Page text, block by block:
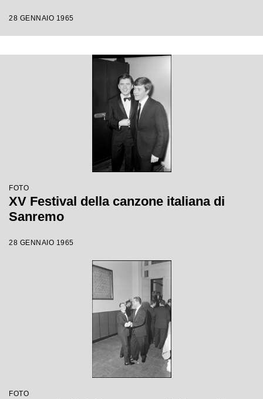
28 GENNAIO 1965
FOTO
XV Festival della canzone italiana di
Sanremo
28 GENNAIO 1965
FOTO